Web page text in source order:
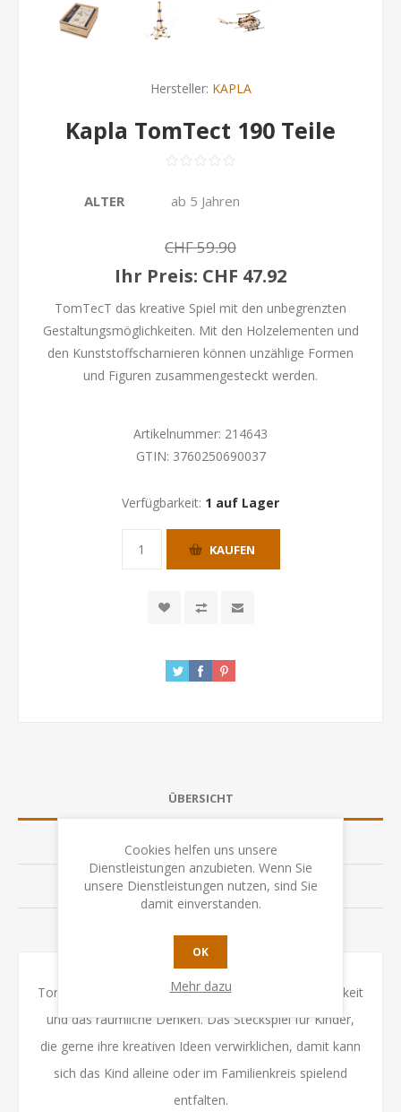
Hersteller: KAPLA
Kapla TomTect 190 Teile
ALTER ab 5 Jahren
CHF 59.90
Ihr Preis: CHF 47.92
TomTecT das kreative Spiel mit den unbegrenzten
Gestaltungsmöglichkeiten. Mit den Holzelementen und
den Kunststoffscharnieren können unzählige Formen
und Figuren zusammengesteckt werden.
Artikelnummer: 214643
GTIN: 3760250690037
Verfügbarkeit: 1 auf Lager
KAUFEN
ÜBERSICHT
SPEZIFIKATION
BEWERTUNGEN
TomTecT fördert die Konzentration, die Geschicklichkeit
und das räumliche Denken. Das Steckspiel für Kinder,
die gerne ihre kreativen Ideen verwirklichen, damit kann
sich das Kind alleine oder im Familienkreis spielend
entfalten.
Cookies helfen uns unsere
Dienstleistungen anzubieten. Wenn Sie
unsere Dienstleistungen nutzen, sind Sie
damit einverstanden.
OK
Mehr dazu